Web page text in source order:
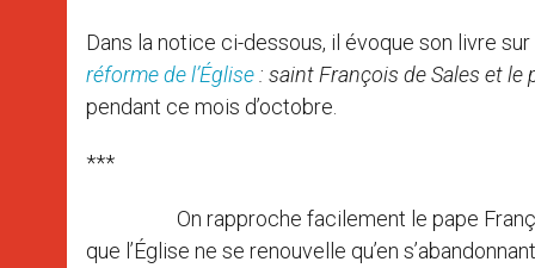
Dans la notice ci-dessous, il évoque son livre
réforme de l’Église : saint François de Sales et le
pendant ce mois d’octobre.
***
On rapproche facilement le pape François
que l’Église ne se renouvelle qu’en